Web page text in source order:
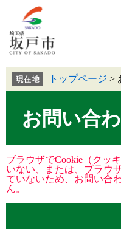
トップページ >
お問い合
ブラウザでCookie（クッ
いない、または、ブラウ
ていないため、お問い合
ん。